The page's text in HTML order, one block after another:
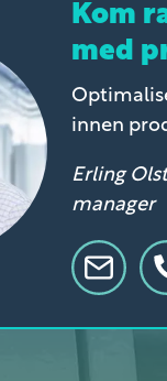
Kom
med
innen
Erling
manager